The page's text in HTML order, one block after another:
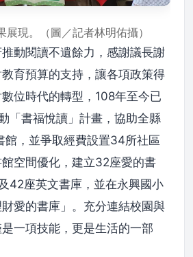
現。（圖／記者林明佑攝）
動閱讀不遺餘力，感謝議長謝
育預算的支持，讓各項政策得
位時代的轉型，108年至今已
「書福悅讀」計畫，協助全縣
館，並爭取經費設置34所社區
空間優化，建立32座愛的書
42座英文書庫，並在永興國小
愛的書庫」。充分連結校園與
一項技能，更是生活的一部